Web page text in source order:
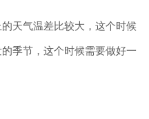
天气温差比较大，这个时候
季节，这个时候需要做好一